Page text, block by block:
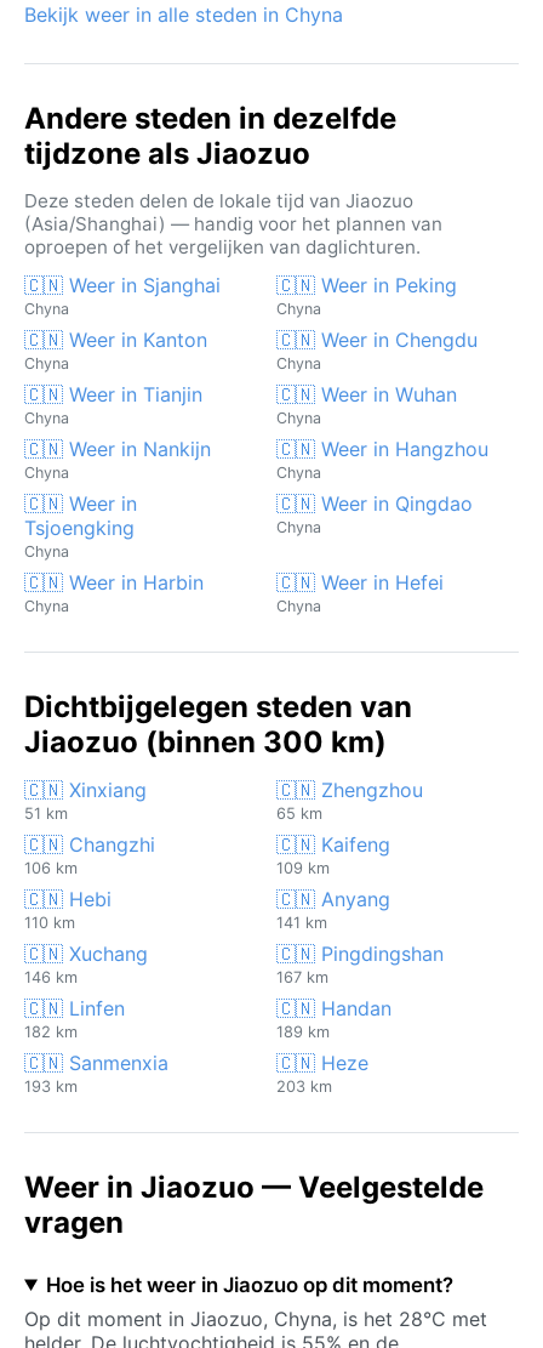
Bekijk weer in alle steden in Chyna
Andere steden in dezelfde
tijdzone als Jiaozuo
Deze steden delen de lokale tijd van Jiaozuo
(Asia/Shanghai) — handig voor het plannen van
oproepen of het vergelijken van daglichturen.
🇨🇳 Weer in Sjanghai
Chyna
🇨🇳 Weer in Peking
Chyna
🇨🇳 Weer in Kanton
Chyna
🇨🇳 Weer in Chengdu
Chyna
🇨🇳 Weer in Tianjin
Chyna
🇨🇳 Weer in Wuhan
Chyna
🇨🇳 Weer in Nankijn
Chyna
🇨🇳 Weer in Hangzhou
Chyna
🇨🇳 Weer in
Tsjoengking
Chyna
🇨🇳 Weer in Qingdao
Chyna
🇨🇳 Weer in Harbin
Chyna
🇨🇳 Weer in Hefei
Chyna
Dichtbijgelegen steden van
Jiaozuo (binnen 300 km)
🇨🇳 Xinxiang
51 km
🇨🇳 Zhengzhou
65 km
🇨🇳 Changzhi
106 km
🇨🇳 Kaifeng
109 km
🇨🇳 Hebi
110 km
🇨🇳 Anyang
141 km
🇨🇳 Xuchang
146 km
🇨🇳 Pingdingshan
167 km
🇨🇳 Linfen
182 km
🇨🇳 Handan
189 km
🇨🇳 Sanmenxia
193 km
🇨🇳 Heze
203 km
Weer in Jiaozuo — Veelgestelde
vragen
Hoe is het weer in Jiaozuo op dit moment?
Op dit moment in Jiaozuo, Chyna, is het 28°C met
helder. De luchtvochtigheid is 55% en de